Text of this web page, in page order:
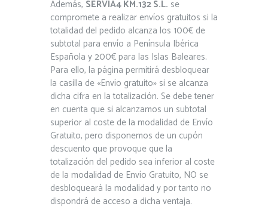
Además, SERVIA4 KM.132 S.L. se
compromete a realizar envíos gratuitos si la
totalidad del pedido alcanza los 100€ de
subtotal para envío a Península Ibérica
Española y 200€ para las Islas Baleares.
Para ello, la página permitirá desbloquear
la casilla de «Envío gratuito» si se alcanza
dicha cifra en la totalización. Se debe tener
en cuenta que si alcanzamos un subtotal
superior al coste de la modalidad de Envío
Gratuito, pero disponemos de un cupón
descuento que provoque que la
totalización del pedido sea inferior al coste
de la modalidad de Envío Gratuito, NO se
desbloqueará la modalidad y por tanto no
dispondrá de acceso a dicha ventaja.